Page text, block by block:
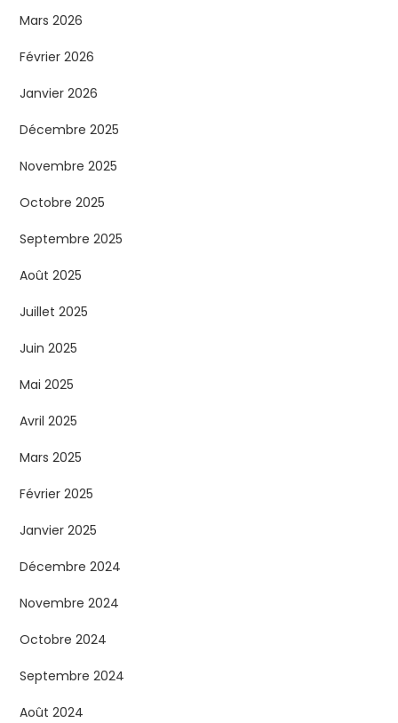
Mars 2026
Février 2026
Janvier 2026
Décembre 2025
Novembre 2025
Octobre 2025
Septembre 2025
Août 2025
Juillet 2025
Juin 2025
Mai 2025
Avril 2025
Mars 2025
Février 2025
Janvier 2025
Décembre 2024
Novembre 2024
Octobre 2024
Septembre 2024
Août 2024